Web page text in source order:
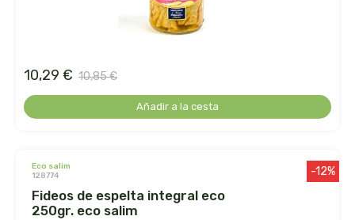
10,29 € 10,85 €
Añadir a la cesta
eco salim
128774
fideos de espelta integral eco
250gr. eco salim
-12%
lactoduero
lamberts
lcn